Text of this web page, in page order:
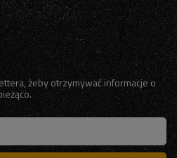
żeby otrzymywać informacje o